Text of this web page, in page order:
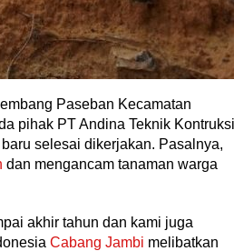
Paseban Kecamatan
pihak PT Andina Teknik Kontruksi
selesai dikerjakan. Pasalnya,
dan mengancam tanaman warga
akhir tahun dan kami juga
Cabang Jambi melibatkan